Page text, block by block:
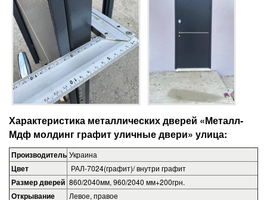
Характеристика металлических дверей «Металл-
Мдф молдинг графит уличные двери» улица:
Производитель Украина
Цвет РАЛ-7024(графит)/ внутри графит
Размер дверей 860/2040мм, 960/2040 мм+200грн.
Открывание Левое, правое